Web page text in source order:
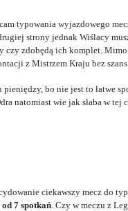
typowania wyjazdowego
strony jednak Wiślacy
czy zdobędą ich komplet.
z Mistrzem Kraju bez
bo nie jest to łatwe
natomiast wie jak słaba w tej
ciekawszy mecz do
7 spotkań. Czy w meczu z